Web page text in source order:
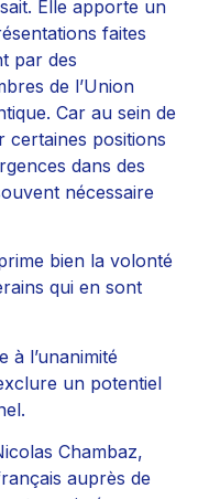
Elle apporte un
faites
par des
de l’Union
Car au sein de
certaines positions
dans des
nécessaire
bien la volonté
qui en sont
à l’unanimité
un potentiel
Chambaz,
auprès de